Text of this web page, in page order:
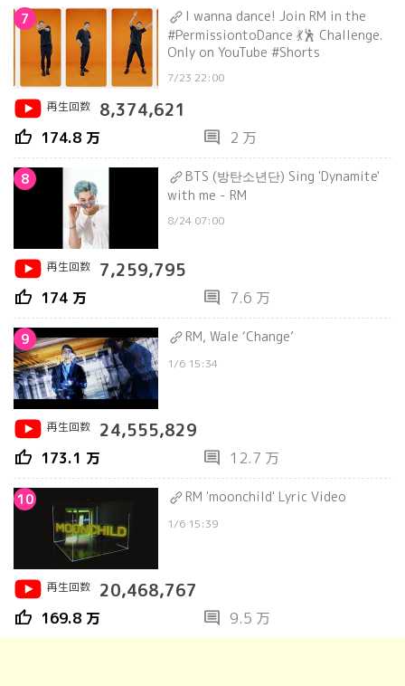
7
I wanna dance! Join RM in the
#PermissiontoDance 💃🕺 Challenge.
Only on YouTube #Shorts
7/23 22:00
再生回数
8,374,621
thumb_up 174.8 万 comment 2 万
8
BTS (방탄소년단) Sing 'Dynamite'
with me - RM
8/24 07:00
再生回数 7,259,795
thumb_up 174 万 comment 7.6 万
9 RM, Wale ‘Change’
1/6 15:34
再生回数 24,555,829
thumb_up 173.1 万 comment 12.7 万
10 RM 'moonchild' Lyric Video
1/6 15:39
再生回数 20,468,767
thumb_up 169.8 万 comment 9.5 万